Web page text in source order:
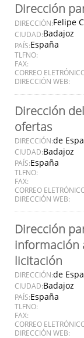
Dirección
DIRECCIÓN:Felipe
CIUDAD:Badajoz
PAÍS:España
TLFNO:
FAX:
CORREO
DIRECCIÓN WEB:
Dirección
ofertas
DIRECCIÓN:de
CIUDAD:Badajoz
PAÍS:España
TLFNO:
FAX:
CORREO
DIRECCIÓN WEB:
Dirección
información
licitación
DIRECCIÓN:de
CIUDAD:Badajoz
PAÍS:España
TLFNO:
FAX:
CORREO
DIRECCIÓN WEB: